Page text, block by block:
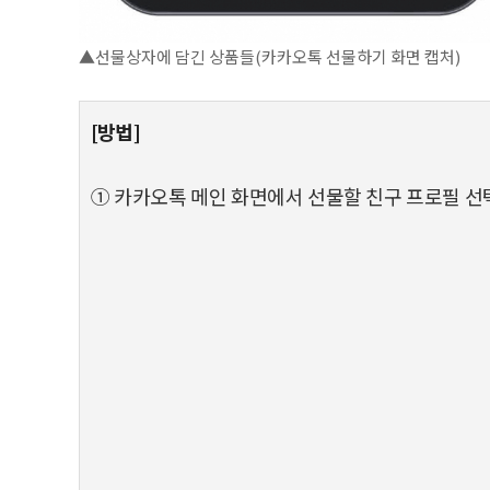
▲선물상자에 담긴 상품들(카카오톡 선물하기 화면 캡처)
[방법]
① 카카오톡 메인 화면에서 선물할 친구 프로필 선